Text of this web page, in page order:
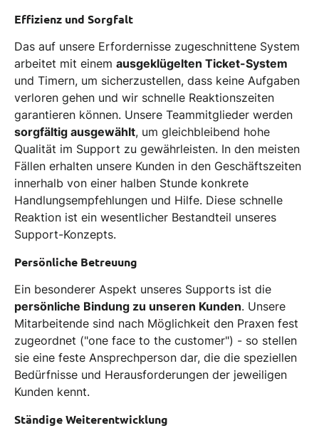
Effizienz und Sorgfalt
Das auf unsere Erfordernisse zugeschnittene System
arbeitet mit einem ausgeklügelten Ticket-System
und Timern, um sicherzustellen, dass keine Aufgaben
verloren gehen und wir schnelle Reaktionszeiten
garantieren können. Unsere Teammitglieder werden
sorgfältig ausgewählt, um gleichbleibend hohe
Qualität im Support zu gewährleisten. In den meisten
Fällen erhalten unsere Kunden in den Geschäftszeiten
innerhalb von einer halben Stunde konkrete
Handlungsempfehlungen und Hilfe. Diese schnelle
Reaktion ist ein wesentlicher Bestandteil unseres
Support-Konzepts.
Persönliche Betreuung
Ein besonderer Aspekt unseres Supports ist die
persönliche Bindung zu unseren Kunden. Unsere
Mitarbeitende sind nach Möglichkeit den Praxen fest
zugeordnet ("one face to the customer") - so stellen
sie eine feste Ansprechperson dar, die die speziellen
Bedürfnisse und Herausforderungen der jeweiligen
Kunden kennt.
Ständige Weiterentwicklung